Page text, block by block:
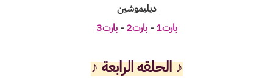
ديليموشين
بارت1 -بارت2 -بارت3
♪الحلقه الرابعة ♪